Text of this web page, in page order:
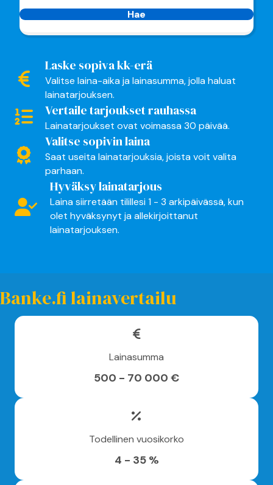
Hae
Laske sopiva kk-erä
Valitse laina-aika ja lainasumma, jolla haluat
lainatarjouksen.
Vertaile tarjoukset rauhassa
Lainatarjoukset ovat voimassa 30 päivää.
Valitse sopivin laina
Saat useita lainatarjouksia, joista voit valita
parhaan.
Hyväksy lainatarjous
Laina siirretään tilillesi 1 - 3 arkipäivässä, kun
olet hyväksynyt ja allekirjoittanut
lainatarjouksen.
Banke.fi lainavertailu
Lainasumma
500 - 70 000 €
Todellinen vuosikorko
4 - 35 %